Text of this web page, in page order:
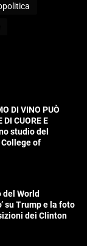
DI VINO PUÒ
CUORE E
studio del
of
del World
su Trump e la foto
dei Clinton